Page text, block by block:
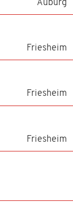
Auburg
Friesheim
Friesheim
Friesheim